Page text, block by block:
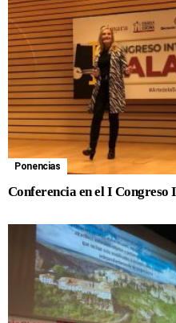
Ponencias
Conferencia en el I Congreso